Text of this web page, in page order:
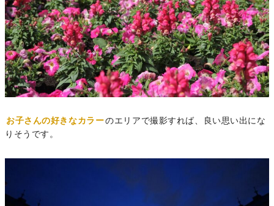
お子さんの好きなカラーのエリアで撮影すれば、良い思い出にな
りそうです。